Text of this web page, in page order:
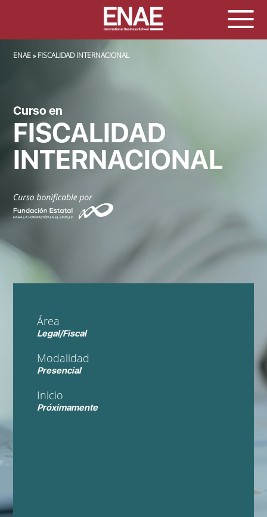
SOBRESCRIBIR ENLACES DE AYUDA A LA NAVEGACIÓN
ENAE FISCALIDAD INTERNACIONAL
Curso en
FISCALIDAD
INTERNACIONAL
Área
Legal/Fiscal
Modalidad
Presencial
Inicio
Próximamente